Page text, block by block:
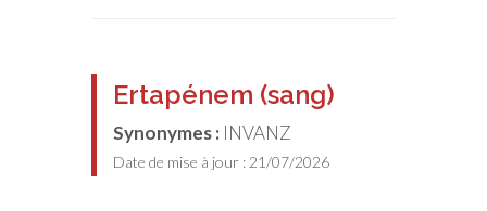
Ertapénem (sang)
Synonymes : INVANZ
Date de mise à jour : 21/07/2026